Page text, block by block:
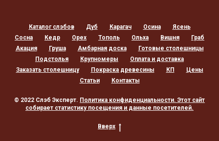
Каталог слэбов Дуб Карагач Осина
Ясень
Сосна
Кедр Орех Тополь Ольха Вишня
Граб
Акация
Груша Амбарная доска
Готовые столешницы
Подстолья
Крупномеры
Оплата и доставка
Заказать столешницу
Покраска древесины КП
Цены
Статьи
Контакты
© 2022 Слэб Эксперт. Политика конфиденциальности. Этот сайт
собирает статистику посещения и данные посетителей.
Вверх